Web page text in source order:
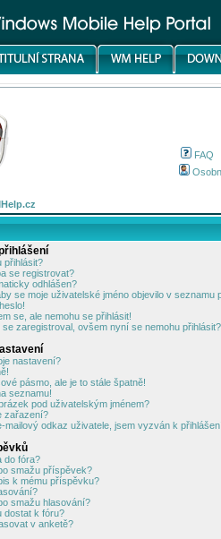
FAQ
přihlásit?
se registrovat?
odhlášen?
se moje uživatelské jméno objevilo v seznamu
se, ale nemohu se přihlásit!
se zaregistroval, ovšem nyní se nemohu
nastavení?
pásmo, ale je to stále špatně!
seznamu!
pod uživatelským jménem?
zařazení?
mailový odkaz uživatele, jsem vyzván k
do fóra?
smažu příspěvek?
k mému příspěvku?
smažu hlasování?
dostat k fóru?
v anketě?